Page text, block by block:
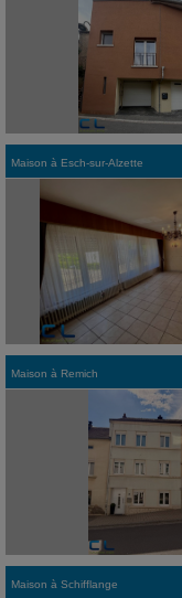
Maison à Esch-sur-Alzette
Maison à Remich
Maison à Schifflange